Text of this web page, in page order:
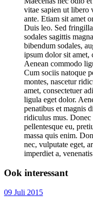
vitae sapien ut libero
ante. Etiam sit amet
Duis leo. Sed
sodales sagittis
bibendum sodales,
ipsum dolor sit amet,
Aenean commodo
Cum sociis natoque
montes, nascetur
amet, consectetuer
ligula eget dolor.
penatibus et magnis
ridiculus mus.
pellentesque eu,
massa quis enim.
nec, vulputate eget,
imperdiet a,
Ook interessant
09 Juli 2015